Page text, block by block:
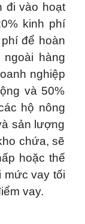
đi vào hoạt
kinh phí
để hoàn
hàng
nghiệp
và 50%
hộ nông
sản lượng
chứa, sẽ
hoặc thế
mức vay tối
vay.